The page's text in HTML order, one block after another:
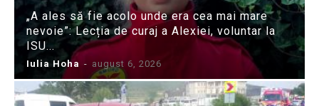
„A ales să fie acolo unde era cea mai mare
nevoie”: Lecția de curaj a Alexiei, voluntar la
ISU...
Iulia Hoha - august 6, 2026